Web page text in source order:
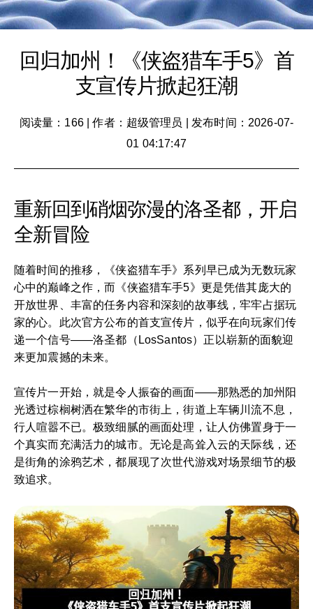
回归加州！《侠盗猎车手5》首
支宣传片掀起狂潮
阅读量：166|作者：超级管理员
发布时间：2026-07-
01 04:17:47
重新回到硝烟弥漫的洛圣都，开启
全新冒险
随着时间的推移，《侠盗猎车手》系列早已成为无数玩家
心中的巅峰之作，而《侠盗猎车手5》更是凭借其庞大的
开放世界、丰富的任务内容和深刻的故事线，牢牢占据玩
家的心。此次官方公布的首支宣传片，似乎在向玩家们传
递一个信号——洛圣都（LosSantos）正以崭新的面貌迎
来更加震撼的未来。
宣传片一开始，就是令人振奋的画面——那熟悉的加州阳
光透过棕榈树洒在繁华的市街上，街道上车辆川流不息，
行人喧嚣不已。极致细腻的画面处理，让人仿佛置身于一
个真实而充满活力的城市。无论是高耸入云的天际线，还
是街角的涂鸦艺术，都展现了次世代游戏对场景细节的极
致追求。